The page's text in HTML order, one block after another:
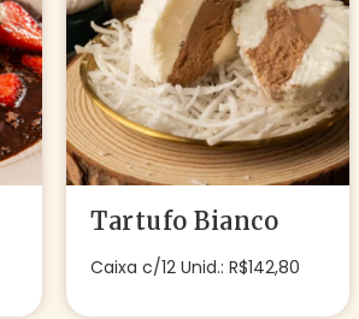
Tartufo Bianco
Caixa c/12 Unid.: R$142,80